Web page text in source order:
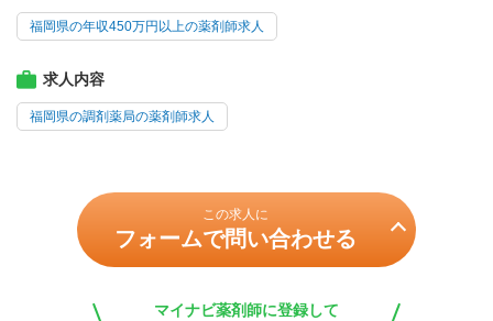
福岡県の年収450万円以上の薬剤師求人
求人内容
福岡県の調剤薬局の薬剤師求人
この求人に
フォームで問い合わせる
マイナビ薬剤師に登録して